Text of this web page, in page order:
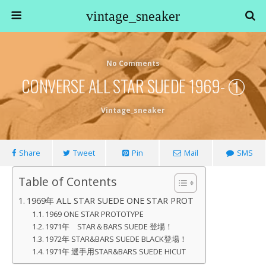
vintage_sneaker
No Comments
CONVERSE ALL STAR SUEDE 1969- ①
Vintage_sneaker
Share Tweet Pin Mail SMS
Table of Contents
1969年 ALL STAR SUEDE ONE STAR PROT
1969 ONE STAR PROTOTYPE
1971年 STAR＆BARS SUEDE 登場！
1972年 STAR&BARS SUEDE BLACK登場！
1971年 選手用STAR&BARS SUEDE HICUT